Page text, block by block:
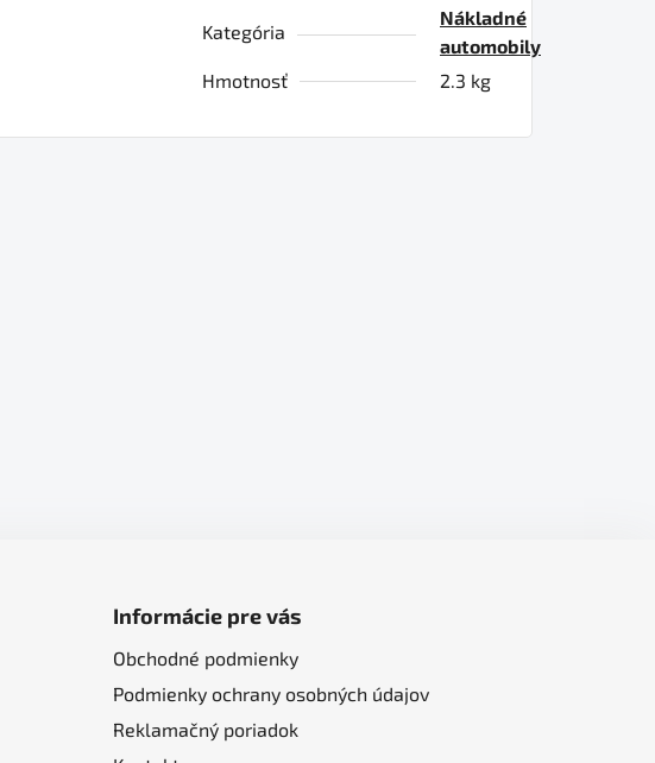
Kategória
Nákladné
automobily
Hmotnosť
2.3 kg
Informácie pre vás
Obchodné podmienky
Podmienky ochrany osobných údajov
Reklamačný poriadok